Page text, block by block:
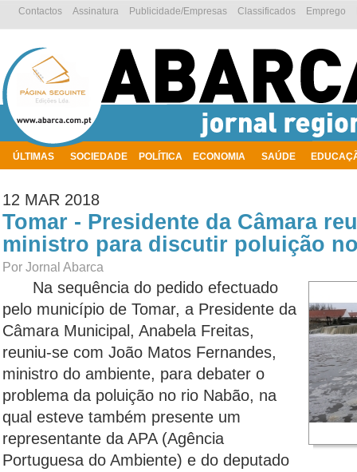
ÚLTIMAS SOCIEDADE POLÍTICA ECONOMIA SAÚDE
Emprego
Classificados
Publicidade/Empresas
Assinatura
Contactos
12 MAR 2018
Tomar - Presidente da Câmara
ministro para discutir poluição
Por Jornal Abarca
Na sequência do pedido efectuado
pelo município de Tomar, a Presidente da
Câmara Municipal, Anabela Freitas,
reuniu-se com João Matos Fernandes,
ministro do ambiente, para debater o
problema da poluição no rio Nabão, na
qual esteve também presente um
representante da APA (Agência
Portuguesa do Ambiente) e do deputado